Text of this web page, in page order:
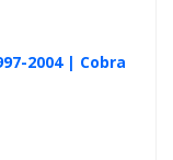
2004 | Cobra